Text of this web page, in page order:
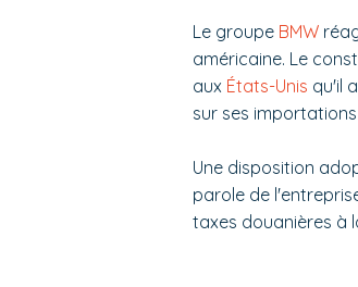
Le groupe BMW
américaine. Le
aux États-Unis qu'il
sur ses
Une disposition
parole de
taxes douanières à